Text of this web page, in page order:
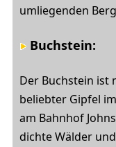
umliegenden
Buchstein:
Der Buchstein ist
beliebter Gipfel
am Bahnhof
dichte Wälder